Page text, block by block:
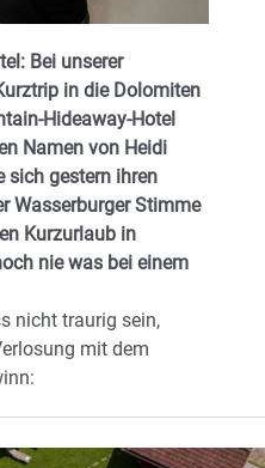
Bei unserer
in die Dolomiten
Hideaway-Hotel
Namen von Heidi
sich gestern ihren
Wasserburger Stimme
Kurzurlaub in
nie was bei einem
nicht traurig sein,
mit dem